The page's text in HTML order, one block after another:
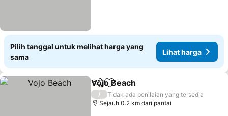
Pilih tanggal untuk melihat harga yang
sama
Lihat harga
BagikanTambahkan ke favorit
Vojo Beach
/
Tidak ada penilaian yang tersedia
Sejauh 0.2 km dari pantai